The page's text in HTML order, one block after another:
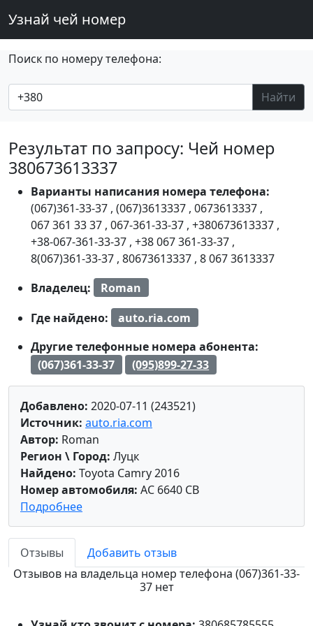
Узнай чей номер
Поиск по номеру телефона:
Найти
Результат по запросу: Чей номер
380673613337
Варианты написания номера телефона:
(067)361-33-37 , (067)3613337 , 0673613337 ,
067 361 33 37 , 067-361-33-37 , +380673613337 ,
+38-067-361-33-37 , +38 067 361-33-37 ,
8(067)361-33-37 , 80673613337 , 8 067 3613337
Владелец:
Roman
Где найдено:
auto.ria.com
Другие телефонные номера абонента:
(067)361-33-37
(095)899-27-33
Добавлено: 2020-07-11 (243521)
Источник: auto.ria.com
Автор: Roman
Регион \ Город: Луцк
Найдено: Toyota Camry 2016
Номер автомобиля: AC 6640 CB
Подробнее
Отзывы
Добавить отзыв
Отзывов на владельца номер телефона (067)361-33-
37 нет